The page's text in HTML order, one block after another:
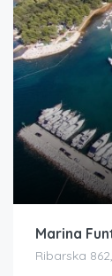
Marina
Ribarska